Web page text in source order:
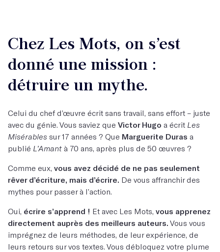
Chez Les Mots, on s’est
donné une mission :
détruire un mythe.
Celui du chef d’œuvre écrit sans travail, sans effort – juste
avec du génie. Vous saviez que Victor Hugo a écrit Les
Misérables sur 17 années ? Que Marguerite Duras a
publié L’Amant à 70 ans, après plus de 50 œuvres ?
Comme eux, vous avez décidé de ne pas seulement
rêver d’écriture, mais d’écrire. De vous affranchir des
mythes pour passer à l’action.
Oui, écrire s’apprend ! Et avec Les Mots, vous apprenez
directement auprès des meilleurs auteurs. Vous vous
imprégnez de leurs méthodes, de leur expérience, de
leurs retours sur vos textes. Vous débloquez votre plume